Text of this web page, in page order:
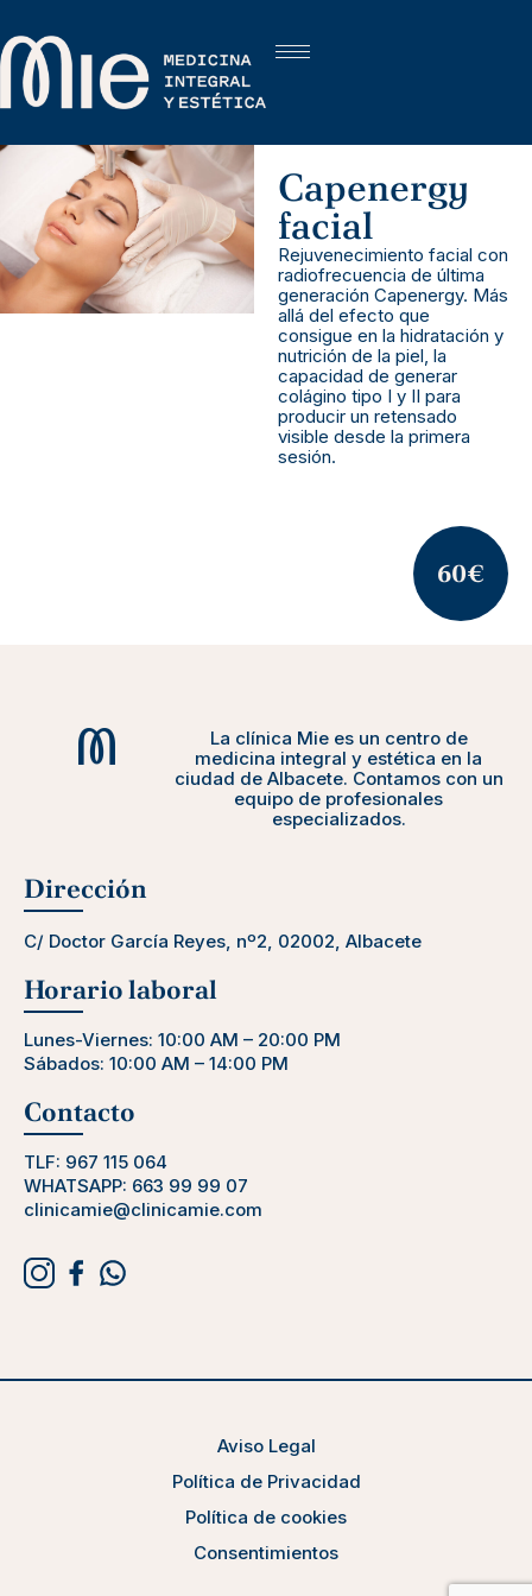
Capenergy
facial
Rejuvenecimiento facial con
radiofrecuencia de última
generación Capenergy. Más
allá del efecto que
consigue en la hidratación y
nutrición de la piel, la
capacidad de generar
colágino tipo I y II para
producir un retensado
visible desde la primera
sesión.
60€
La clínica Mie es un centro de
medicina integral y estética en la
ciudad de Albacete. Contamos con un
equipo de profesionales
especializados.
Dirección
C/ Doctor García Reyes, nº2, 02002, Albacete
Horario laboral
Lunes-Viernes: 10:00 AM – 20:00 PM
Sábados: 10:00 AM – 14:00 PM
Contacto
TLF: 967 115 064
WHATSAPP: 663 99 99 07
clinicamie@clinicamie.com
Aviso Legal
Política de Privacidad
Política de cookies
Consentimientos